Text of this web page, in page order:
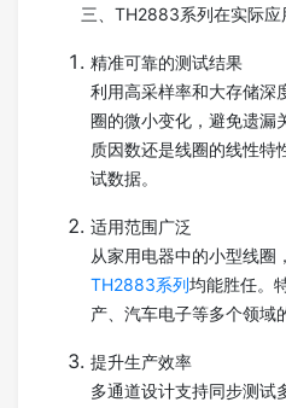
三、TH2883系列在实际应
精准可靠的测试结果
利用高采样率和大存储
圈的微小变化，避免遗漏
质因数还是线圈的线性特
试数据。
适用范围广泛
从家用电器中的小型线圈
TH2883系列均能胜任。
产、汽车电子等多个领域
提升生产效率
多通道设计支持同步测试